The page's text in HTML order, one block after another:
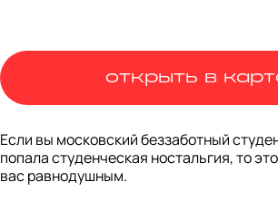
Если вы московский беззаботный
попала студенческая ностальгия, то
вас равнодушным.
открыть в